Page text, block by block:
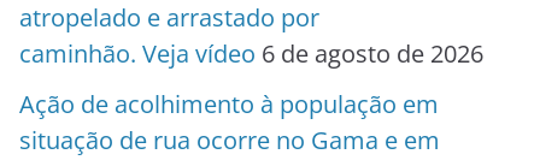
atropelado e arrastado por
caminhão. Veja vídeo 6 de agosto de 2026
Ação de acolhimento à população em
situação de rua ocorre no Gama e em